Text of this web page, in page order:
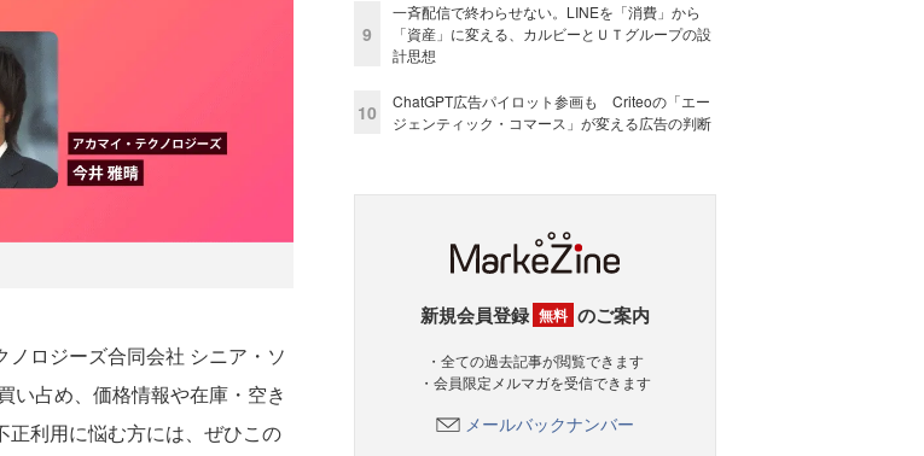
ロジーズ合同会社 シニア・ソ
い占め、価格情報や在庫・空き
利用に悩む方には、ぜひこの
9
一斉配信で終わらせない。LINEを「消費」から
「資産」に変える、カルビーとＵＴグループの設
計思想
10
ChatGPT広告パイロット参画も Criteoの「エー
ジェンティック・コマース」が変える広告の判断
新規会員登録 無料 のご案内
・全ての過去記事が閲覧できます
・会員限定メルマガを受信できます
メールバックナンバー